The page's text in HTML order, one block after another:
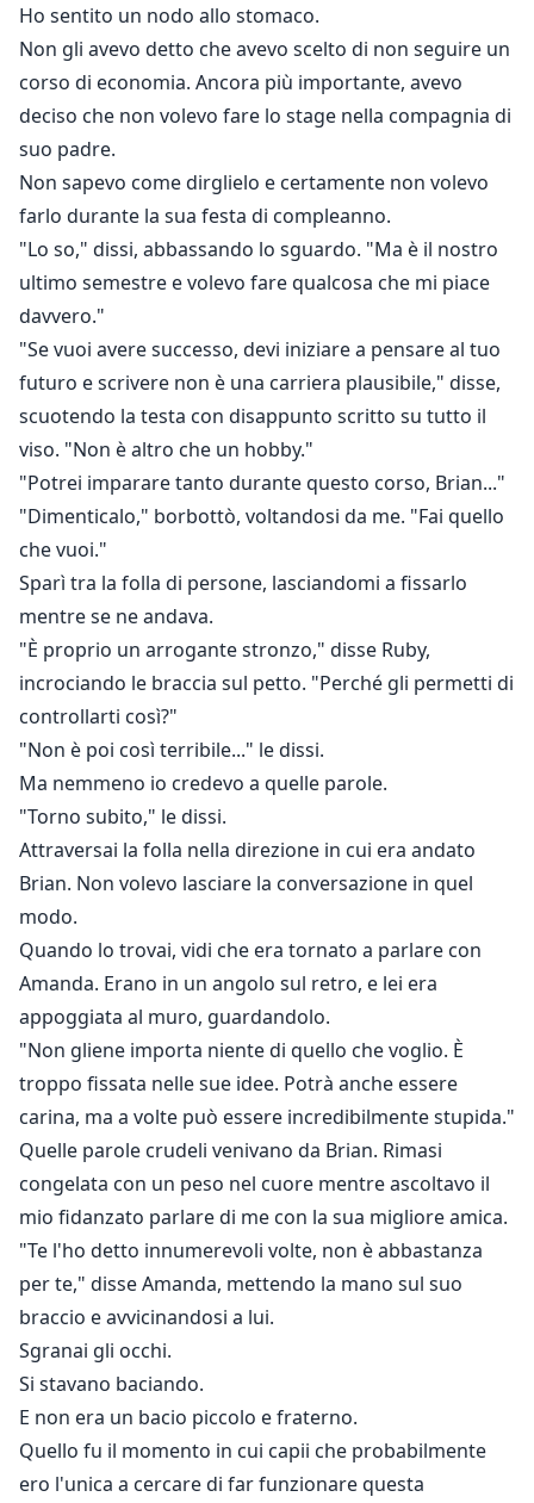
Ho sentito un nodo allo stomaco.
Non gli avevo detto che avevo scelto di non seguire un
corso di economia. Ancora più importante, avevo
deciso che non volevo fare lo stage nella compagnia di
suo padre.
Non sapevo come dirglielo e certamente non volevo
farlo durante la sua festa di compleanno.
"Lo so," dissi, abbassando lo sguardo. "Ma è il nostro
ultimo semestre e volevo fare qualcosa che mi piace
davvero."
"Se vuoi avere successo, devi iniziare a pensare al tuo
futuro e scrivere non è una carriera plausibile," disse,
scuotendo la testa con disappunto scritto su tutto il
viso. "Non è altro che un hobby."
"Potrei imparare tanto durante questo corso, Brian..."
"Dimenticalo," borbottò, voltandosi da me. "Fai quello
che vuoi."
Sparì tra la folla di persone, lasciandomi a fissarlo
mentre se ne andava.
"È proprio un arrogante stronzo," disse Ruby,
incrociando le braccia sul petto. "Perché gli permetti di
controllarti così?"
"Non è poi così terribile..." le dissi.
Ma nemmeno io credevo a quelle parole.
"Torno subito," le dissi.
Attraversai la folla nella direzione in cui era andato
Brian. Non volevo lasciare la conversazione in quel
modo.
Quando lo trovai, vidi che era tornato a parlare con
Amanda. Erano in un angolo sul retro, e lei era
appoggiata al muro, guardandolo.
"Non gliene importa niente di quello che voglio. È
troppo fissata nelle sue idee. Potrà anche essere
carina, ma a volte può essere incredibilmente stupida."
Quelle parole crudeli venivano da Brian. Rimasi
congelata con un peso nel cuore mentre ascoltavo il
mio fidanzato parlare di me con la sua migliore amica.
"Te l'ho detto innumerevoli volte, non è abbastanza
per te," disse Amanda, mettendo la mano sul suo
braccio e avvicinandosi a lui.
Sgranai gli occhi.
Si stavano baciando.
E non era un bacio piccolo e fraterno.
Quello fu il momento in cui capii che probabilmente
ero l'unica a cercare di far funzionare questa